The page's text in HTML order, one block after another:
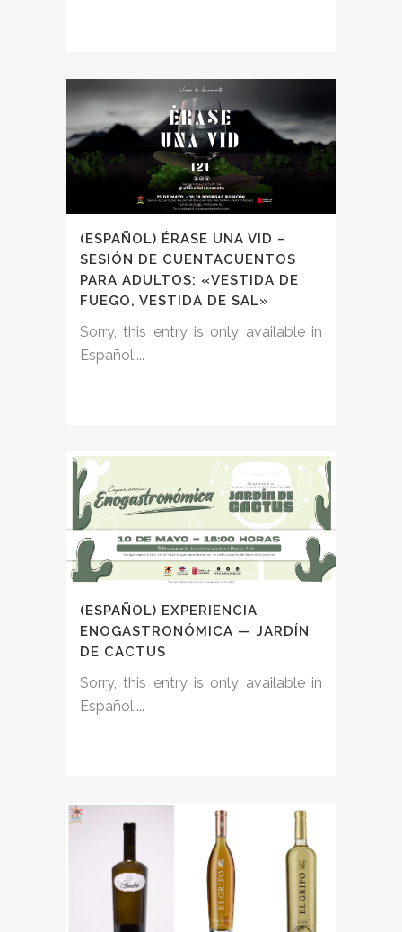
(ESPAÑOL) ÉRASE UNA VID –
SESIÓN DE CUENTACUENTOS
PARA ADULTOS: «VESTIDA DE
FUEGO, VESTIDA DE SAL»
Sorry, this entry is only available in
Español....
(ESPAÑOL) EXPERIENCIA
ENOGASTRONÓMICA — JARDÍN
DE CACTUS
Sorry, this entry is only available in
Español....